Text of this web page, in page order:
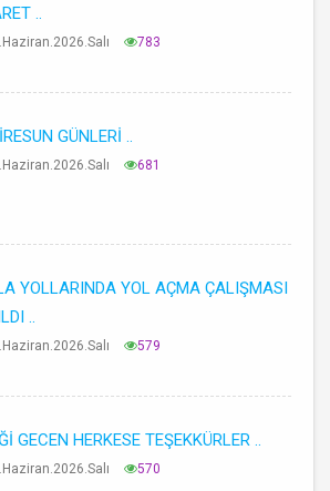
..
783
GÜNLERİ ..
681
YOLLARINDA YOL AÇMA ÇALIŞMASI
..
579
GECEN HERKESE TEŞEKKÜRLER ..
570